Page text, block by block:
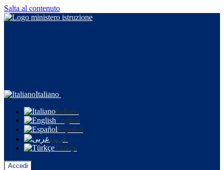
Salta al contenuto
Italiano
Italiano
English
Español
عربى
Türkçe
Accedi